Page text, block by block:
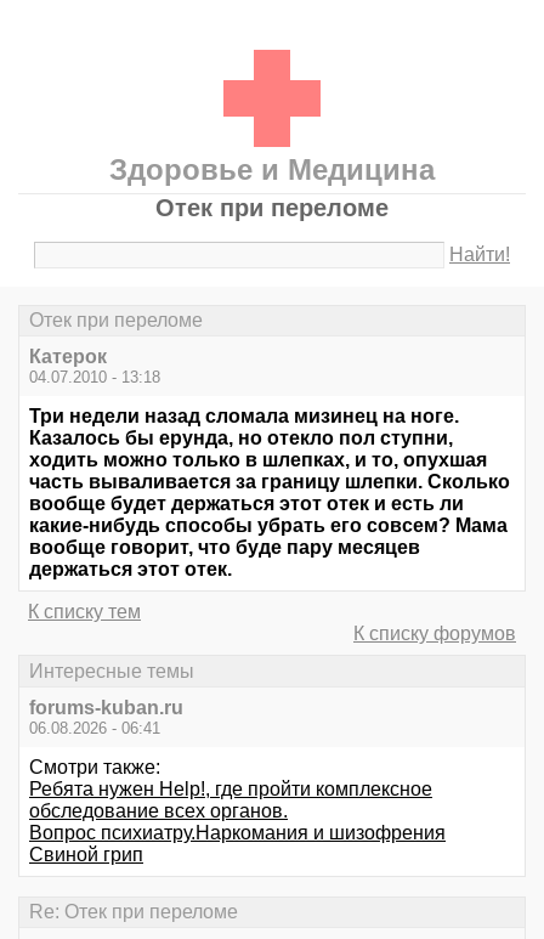
Здоровье и Медицина
Отек при переломе
Найти!
Отек при переломе
Катерок
04.07.2010 - 13:18
Три недели назад сломала мизинец на ноге.
Казалось бы ерунда, но отекло пол ступни,
ходить можно только в шлепках, и то, опухшая
часть вываливается за границу шлепки. Сколько
вообще будет держаться этот отек и есть ли
какие-нибудь способы убрать его совсем? Мама
вообще говорит, что буде пару месяцев
держаться этот отек.
К списку тем
К списку форумов
Интересные темы
forums-kuban.ru
06.08.2026 - 06:41
Смотри также:
Ребята нужен Help!, где пройти комплексное
обследование всех органов.
Вопрос психиатру.Наркомания и шизофрения
Свиной грип
Re: Отек при переломе